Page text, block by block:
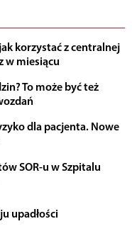
korzystać z centralnej
w miesiącu
To może być też
dla pacjenta. Nowe
SOR-u w Szpitalu
upadłości